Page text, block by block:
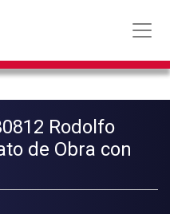
Rodolfo
de Obra con